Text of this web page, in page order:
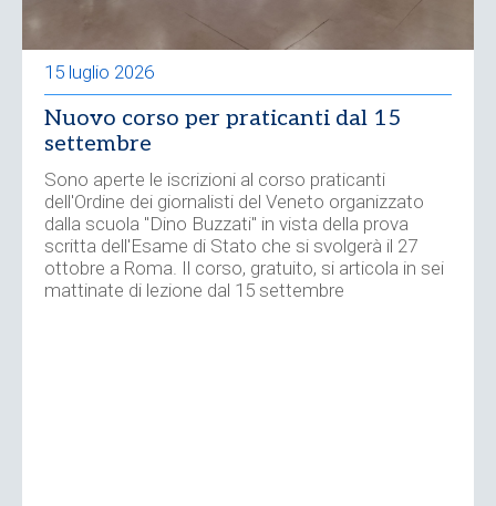
15 luglio 2026
Nuovo corso per praticanti dal 15
settembre
Sono aperte le iscrizioni al corso praticanti
dell'Ordine dei giornalisti del Veneto organizzato
dalla scuola "Dino Buzzati" in vista della prova
scritta dell'Esame di Stato che si svolgerà il 27
ottobre a Roma. Il corso, gratuito, si articola in sei
mattinate di lezione dal 15 settembre